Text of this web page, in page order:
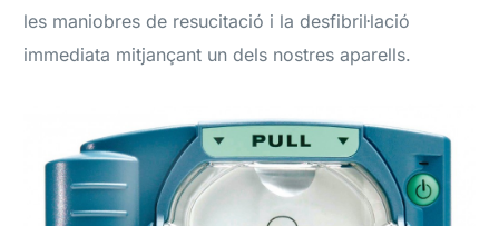
les maniobres de resucitació i la desfibril·lació
immediata mitjançant un dels nostres aparells.